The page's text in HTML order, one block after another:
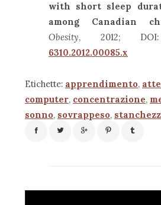
with short sleep
among Canadian
Obesity, 2012;
6310.2012.00085.x
Etichette: apprendimento,
computer, concentrazione,
sonno, sovrappeso,